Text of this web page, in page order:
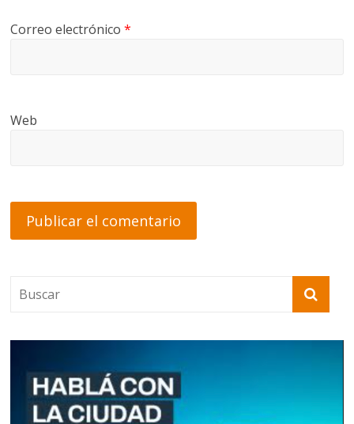
Correo electrónico*
Web